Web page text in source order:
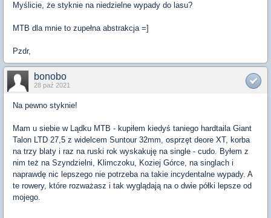
Myślicie, że styknie na niedzielne wypady do lasu?
MTB dla mnie to zupełna abstrakcja =]
Pzdr,
bonobo
28 paź 2021
Na pewno styknie!
Mam u siebie w Lądku MTB - kupiłem kiedyś taniego hardtaila Giant
Talon LTD 27,5 z widelcem Suntour 32mm, osprzęt deore XT, korba
na trzy blaty i raz na ruski rok wyskakuję na single - cudo. Byłem z
nim też na Szyndzielni, Klimczoku, Koziej Górce, na singlach i
naprawdę nic lepszego nie potrzeba na takie incydentalne wypady. A
te rowery, które rozważasz i tak wyglądają na o dwie półki lepsze od
mojego.